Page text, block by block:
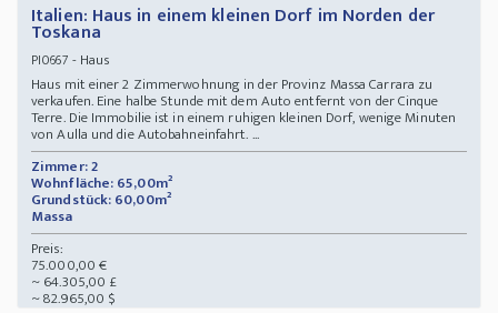
Italien: Haus in einem kleinen Dorf im Norden der
Toskana
PI0667 - Haus
Haus mit einer 2 Zimmerwohnung in der Provinz Massa Carrara zu
verkaufen. Eine halbe Stunde mit dem Auto entfernt von der Cinque
Terre. Die Immobilie ist in einem ruhigen kleinen Dorf, wenige Minuten
von Aulla und die Autobahneinfahrt. ...
Zimmer: 2
Wohnfläche: 65,00m²
Grundstück: 60,00m²
Massa
Preis:
75.000,00 €
~ 64.305,00 £
~ 82.965,00 $